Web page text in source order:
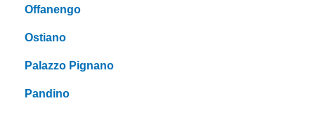
Offanengo
Ostiano
Palazzo Pignano
Pandino